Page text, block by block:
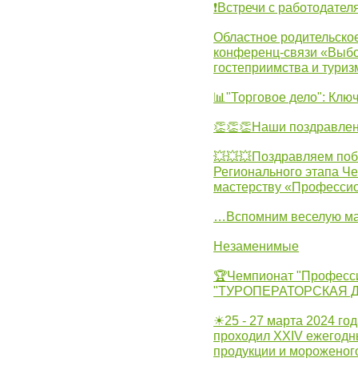
❗Встречи с
Областное
конференц-связи
гостеприимства и
📊"Торговое дело":
👏👏👏Наши
💥💥💥Поздравляем
Регионального этапа
мастерству
…Вспомним веселую
Незаменимые
🏆Чемпионат
"ТУРОПЕРАТОРСКАЯ
☀25 - 27 марта 2024
проходил XXIV
продукции и